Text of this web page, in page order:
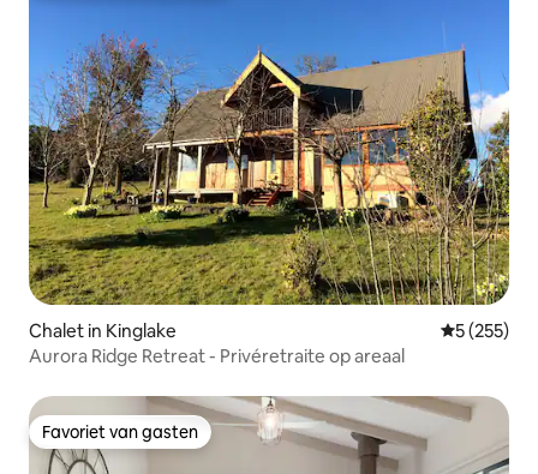
Chalet in Kinglake
5 (255)
Aurora Ridge Retreat - Privéretraite op areaal
Favoriet van gasten
Favoriet van gasten